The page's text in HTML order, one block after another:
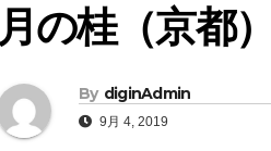
月の桂（京都
By diginAdmin
9月 4, 2019